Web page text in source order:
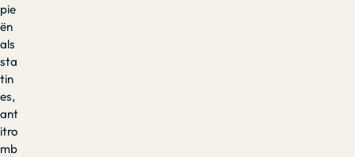
pie
ën
als
sta
tin
es,
ant
itro
mb